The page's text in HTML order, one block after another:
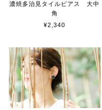
濃焼多治見タイルピアス 大中
角
¥2,340